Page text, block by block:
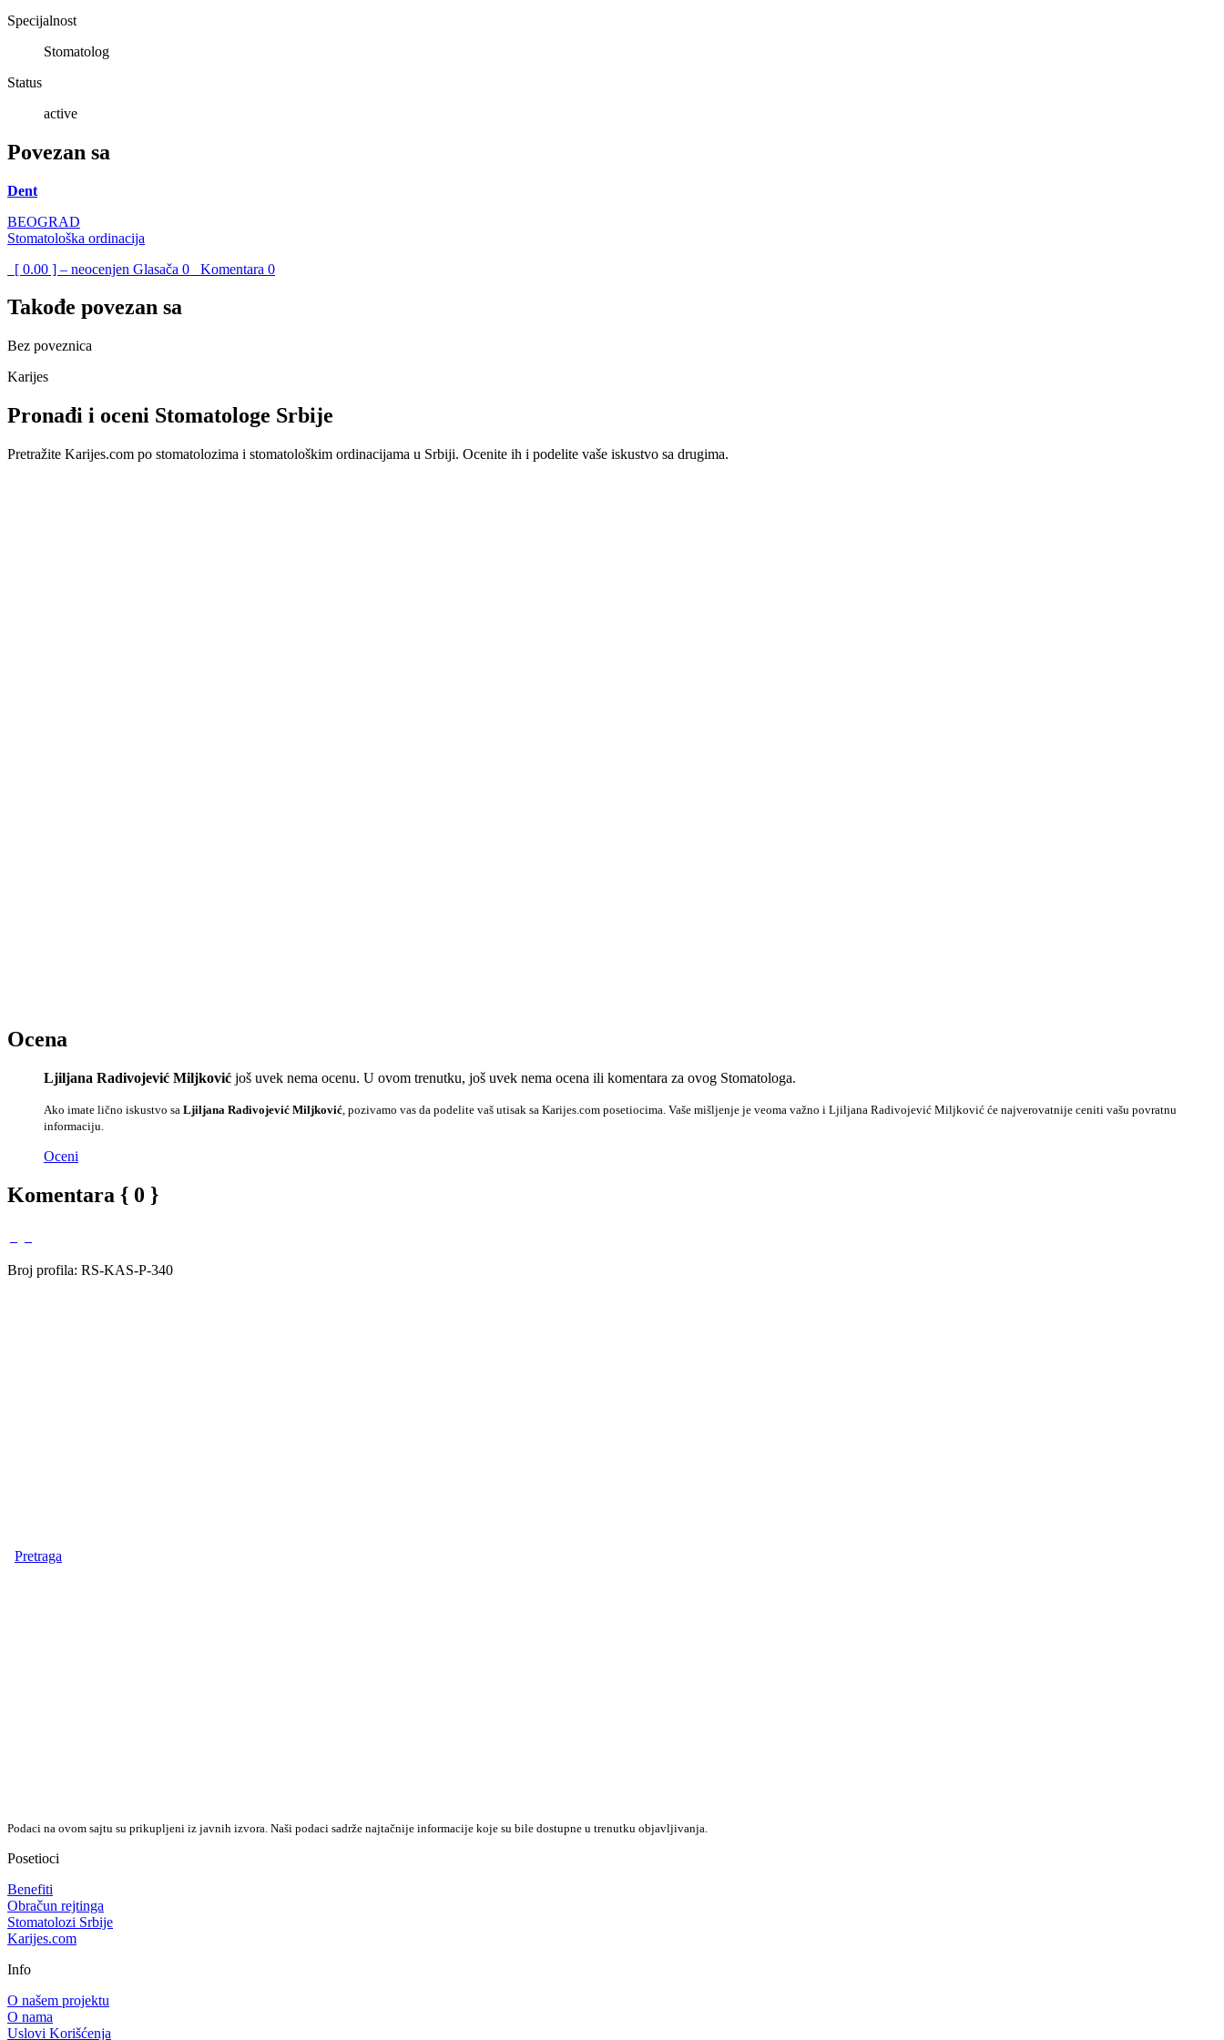
Specijalnost
Stomatolog
Status
active
Povezan sa
Dent
BEOGRAD
Stomatološka ordinacija
[ 0.00 ] – neocenjen Glasača 0 Komentara 0
Takođe povezan sa
Bez poveznica
Karijes
Pronađi i oceni Stomatologe Srbije
Pretražite Karijes.com po stomatolozima i stomatološkim ordinacijama u Srbiji. Ocenite ih i podelite vaše iskustvo sa drugima.
Ocena
Ljiljana Radivojević Miljković još uvek nema ocenu. U ovom trenutku, još uvek nema ocena ili komentara za ovog Stomatologa.
Ako imate lično iskustvo sa Ljiljana Radivojević Miljković , pozivamo vas da podelite vaš utisak sa Karijes.com posetiocima. Vaše mišljenje je veoma važno i Ljiljana Radivojević Miljković će najverovatnije ceniti vašu povratnu
informaciju.
Oceni
Komentara { 0 }
Broj profila: RS-KAS-P-340
Pretraga
Podaci na ovom sajtu su prikupljeni iz javnih izvora. Naši podaci sadrže najtačnije informacije koje su bile dostupne u trenutku objavljivanja.
Posetioci
Benefiti
Obračun rejtinga
Stomatolozi Srbije
Karijes.com
Info
O našem projektu
O nama
Uslovi Korišćenja